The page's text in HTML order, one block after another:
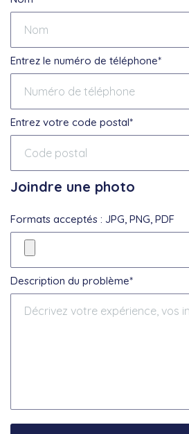
Entrez le numéro de téléphone*
Entrez votre code postal*
Joindre une photo
Formats acceptés : JPG, PNG, PDF
Description du problème*